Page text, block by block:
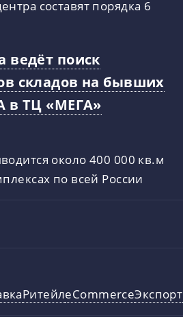
составят порядка 6
ведёт поиск
складов на бывших
в ТЦ «МЕГА»
около 400 000 кв.м
по всей России
РитейлeCommerceЭкспорт